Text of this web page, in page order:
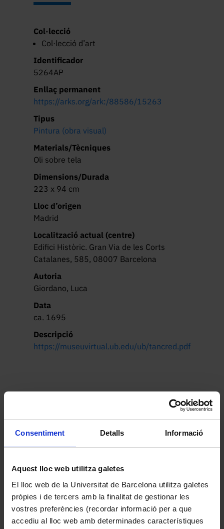
Consentiment Detalls Informació
Aquest lloc web utilitza galetes
El lloc web de la Universitat de Barcelona utilitza galetes
pròpies i de tercers amb la finalitat de gestionar les
vostres preferències (recordar informació per a que
accediu al lloc web amb determinades característiques
Col·lecció
Col·lecció d’art
Identificador
5264AP
Enllaç permanent
https://arks.org/ark:/88586/15263
Tipus
Pintura (obra visual)
Materials/Tècniques
Oli sobre tela
Dimensions/Durada
223 x 94 cm
Lloc d’origen
Madrid
Localització actual (centre)
Edifici Històric. Gran Via de les Corts
Catalanes, 585, 08007 Barcelona
Autoria
Giordano, Luca
Data
ca. 1695
Descripció
https://museuvirtual.ub.edu/ub/tancred.pdf
Altres peces de la col·lecció